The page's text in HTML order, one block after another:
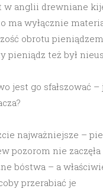
w anglii drewniane
ma wyłącznie
obrotu
pieniądz też był
jest go sfałszować
najważniejsze –
pozorom nie
bóstwa – a
przerabiać je